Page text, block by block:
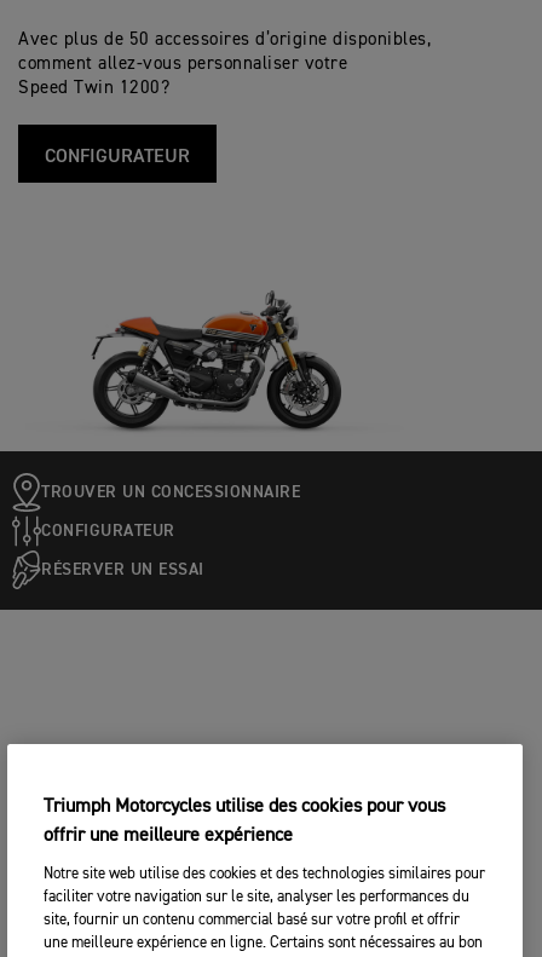
Avec plus de 50 accessoires d’origine disponibles,
comment allez-vous personnaliser votre
Speed Twin 1200?
CONFIGURATEUR
TROUVER UN CONCESSIONNAIRE
CONFIGURATEUR
RÉSERVER UN ESSAI
Triumph Motorcycles utilise des cookies pour vous
offrir une meilleure expérience
Notre site web utilise des cookies et des technologies similaires pour
faciliter votre navigation sur le site, analyser les performances du
site, fournir un contenu commercial basé sur votre profil et offrir
une meilleure expérience en ligne. Certains sont nécessaires au bon